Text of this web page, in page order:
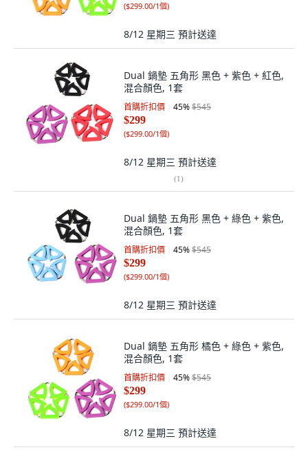
($299.00/1個)
8/12 星期三 預計送達
Dual 鍋墊 五角形 黑色 + 紫色 + 紅色,
混合顏色, 1套
首購折扣價 45%$545
$299
($299.00/1個)
8/12 星期三 預計送達
(1)
Dual 鍋墊 五角形 黑色 + 綠色 + 紫色,
混合顏色, 1套
首購折扣價 45%$545
$299
($299.00/1個)
8/12 星期三 預計送達
Dual 鍋墊 五角形 橘色 + 綠色 + 紫色,
混合顏色, 1套
首購折扣價 45%$545
$299
($299.00/1個)
8/12 星期三 預計送達